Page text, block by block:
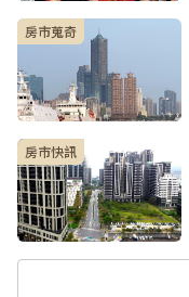
房市蒐奇
房市快訊